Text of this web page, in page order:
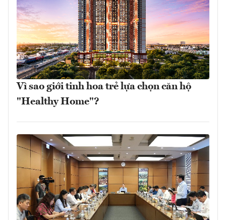
Vì sao giới tinh hoa trẻ lựa chọn căn hộ
"Healthy Home"?